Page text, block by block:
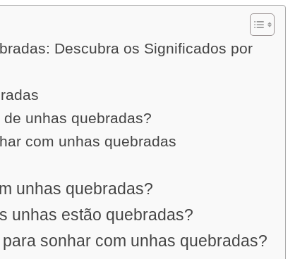
Descubra os Significados por
unhas quebradas?
com unhas quebradas
unhas quebradas?
unhas estão quebradas?
sonhar com unhas quebradas?